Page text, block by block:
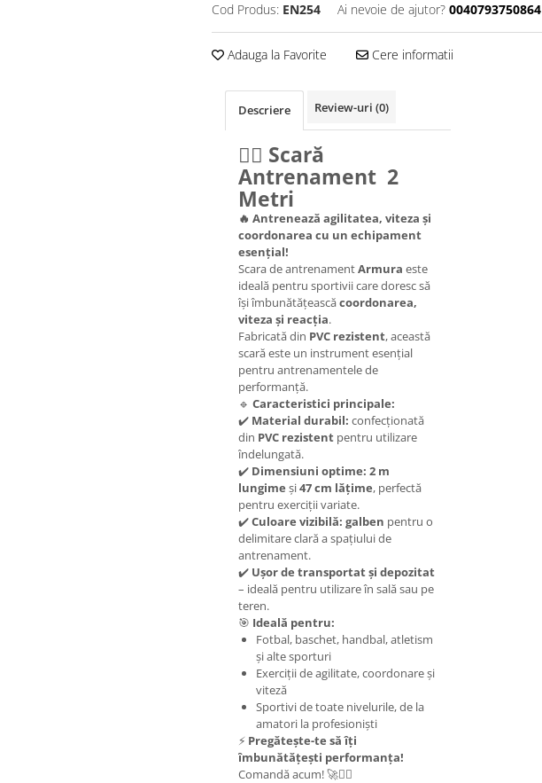
Cod Produs: EN254 Ai nevoie de ajutor? 0040793750864
Adauga la Favorite Cere informatii
Descriere Review-uri (0)
🏃‍♂️ Scară
Antrenament 2
Metri
🔥 Antrenează agilitatea, viteza și
coordonarea cu un echipament
esențial!
Scara de antrenamentArmura este
ideală pentru sportivii care doresc să
își îmbunătățeascăcoordonarea,
viteza și reacția.
Fabricată din PVC rezistent, această
scară este un instrument esențial
pentru antrenamentele de
performanță.
🔹 Caracteristici principale:
✔️ Material durabil: confecționată
din PVC rezistent pentru utilizare
îndelungată.
✔️ Dimensiuni optime: 2 m
lungime și47cm lățime, perfectă
pentru exerciții variate.
✔️Culoare vizibilă: galben pentru o
delimitare clară a spațiului de
antrenament.
✔️ Ușor de transportat și depozitat
– ideală pentru utilizare în sală sau pe
teren.
🎯 Ideală pentru:
Fotbal, baschet, handbal, atletism
și alte sporturi
Exerciții de agilitate, coordonare și
viteză
Sportivi de toate nivelurile, de la
amatori la profesioniști
⚡ Pregătește-te să îți
îmbunătățești performanța!
Comandă acum! 🚀🏃‍♂️